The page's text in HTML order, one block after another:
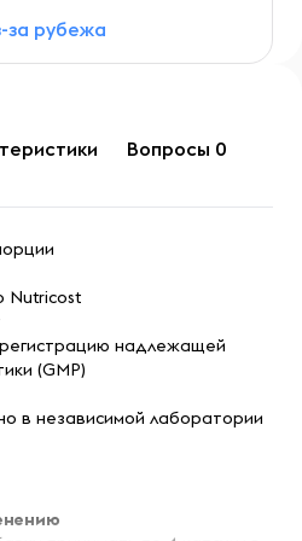
за рубежа
Вопросы 0
Nutricost
надлежащей
(GMP)
в независимой лаборатории